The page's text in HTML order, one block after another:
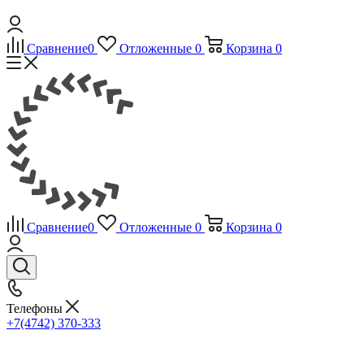
Сравнение0 Отложенные 0 Корзина 0
Сравнение0 Отложенные 0 Корзина 0
Телефоны
+7(4742) 370-333